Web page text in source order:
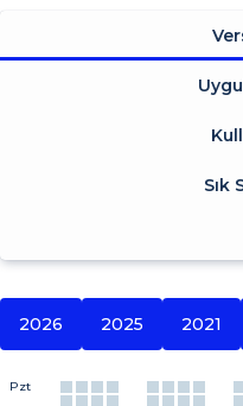
Sık
2026 2025 2021
Pzt